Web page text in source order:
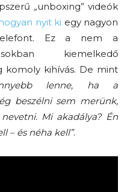
„unboxing” videók
hogyan nyit ki egy nagyon
Ez a nem a
kiemelkedő
komoly kihívás. De mint
lenne, ha a
beszélni sem merünk,
Mi akadálya? Én
– és néha kell”.